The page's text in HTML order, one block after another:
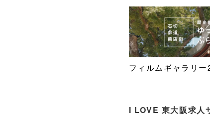
フィルムギャラリー
I LOVE 東大阪求人